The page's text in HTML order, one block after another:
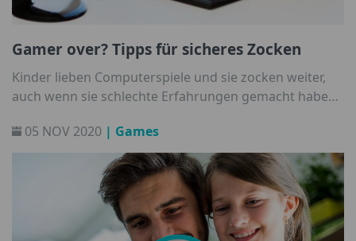
Gamer over? Tipps für sicheres Zocken
Kinder lieben Computerspiele und sie zocken weiter,
auch wenn sie schlechte Erfahrungen gemacht haben.
Fallen von Cyberkriminellen. Wir haben gute Tipps,
damit den Eltern und Kids die Lust am Zocken nicht
05 NOV 2020 | Games